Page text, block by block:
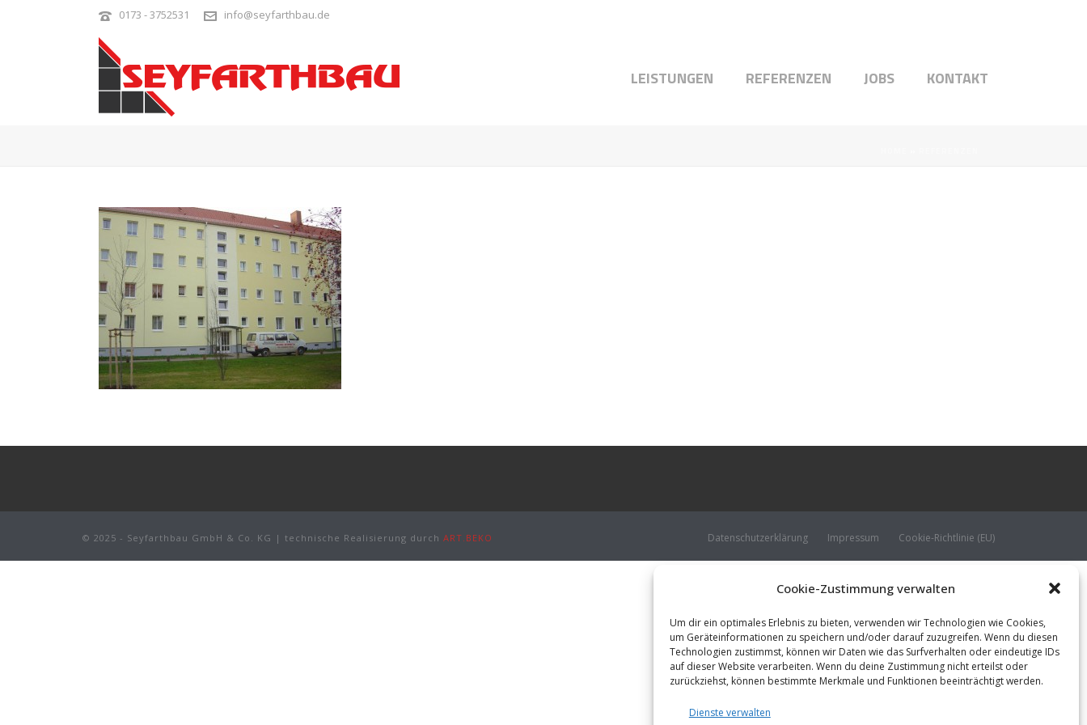
Cookie-Zustimmung verwalten
Um dir ein optimales Erlebnis zu bieten, verwenden wir Technologien wie Cookies,
um Geräteinformationen zu speichern und/oder darauf zuzugreifen. Wenn du diesen
Technologien zustimmst, können wir Daten wie das Surfverhalten oder eindeutige IDs
auf dieser Website verarbeiten. Wenn du deine Zustimmung nicht erteilst oder
zurückziehst, können bestimmte Merkmale und Funktionen beeinträchtigt werden.
Dienste verwalten
0173 - 3752531 info@seyfarthbau.de
LEISTUNGEN REFERENZEN JOBS KONTAKT
© 2025 - Seyfarthbau GmbH & Co. KG | technische Realisierung durch ART.BEKO Datenschutzerklärung Impressum Cookie-Richtlinie (EU)